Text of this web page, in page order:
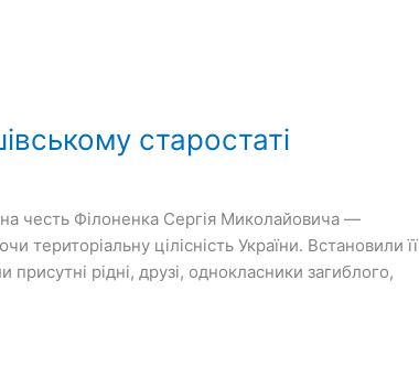
старостаті
на честь Філоненка Сергія Миколайовича —
цілісність України. Встановили її
рідні, друзі, однокласники загиблого,